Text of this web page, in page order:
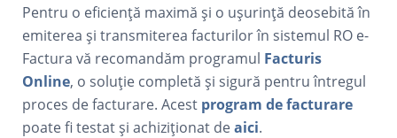
Pentru o eficiență maximă și o ușurință deosebită în
emiterea și transmiterea facturilor în sistemul RO e-
Factura vă recomandăm programul Facturis
Online, o soluție completă și sigură pentru întregul
proces de facturare. Acest program de facturare
poate fi testat și achiziționat deaici.